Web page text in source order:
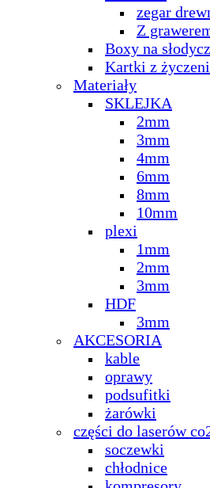
zegar
Z
Boxy na
Kartki z
Materiały
SKLEJKA
2mm
3mm
4mm
6mm
8mm
10mm
plexi
1mm
2mm
3mm
HDF
3mm
AKCESORIA
kable
oprawy
podsufitki
żarówki
części do laserów
soczewki
chłodnice